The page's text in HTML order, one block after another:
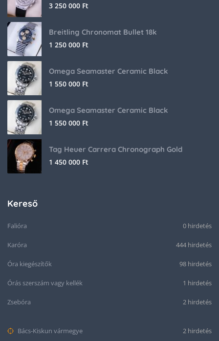
3 250 000 Ft
Breitling Chronomat Bullet 18k
1 250 000 Ft
Omega Seamaster Ceramic Black
1 550 000 Ft
Omega Seamaster Ceramic Black
1 550 000 Ft
Tag Heuer Carrera Chronograph Gold
1 450 000 Ft
Kereső
Falióra 0 hirdetés
Karóra 444 hirdetés
Óra kiegészítők 98 hirdetés
Órás szerszám vagy kellék 1 hirdetés
Zsebóra 2 hirdetés
Bács-Kiskun vármegye 2 hirdetés